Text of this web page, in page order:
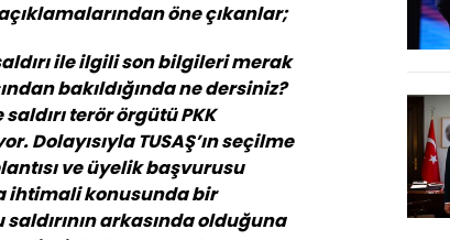
öne çıkanlar;
ile ilgili son bilgileri merak
bakıldığında ne dersiniz?
terör örgütü PKK
Dolayısıyla TUSAŞ’ın seçilme
ve üyelik başvurusu
ihtimali konusunda bir
arkasında olduğuna